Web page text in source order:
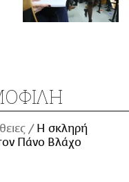
H σκληρή
Πάνο Βλάχο